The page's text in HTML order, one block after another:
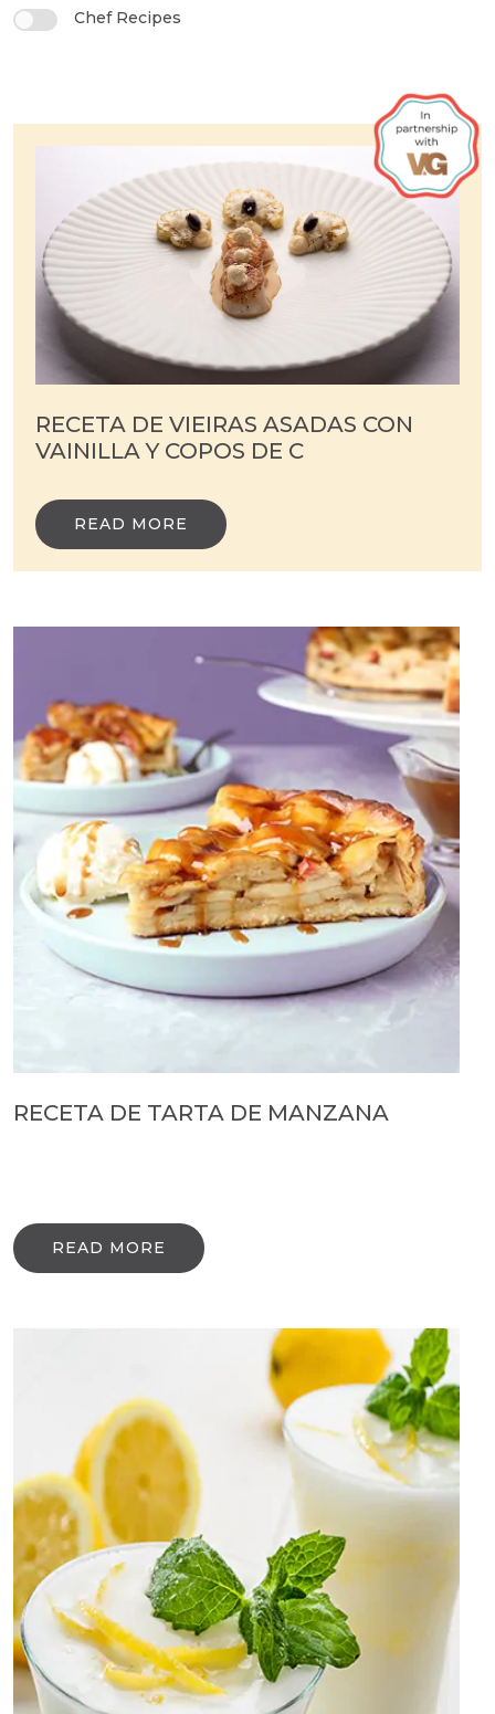
Chef Recipes
RECETA DE VIEIRAS ASADAS CON
VAINILLA Y COPOS DE C
READ MORE
RECETA DE TARTA DE MANZANA
READ MORE